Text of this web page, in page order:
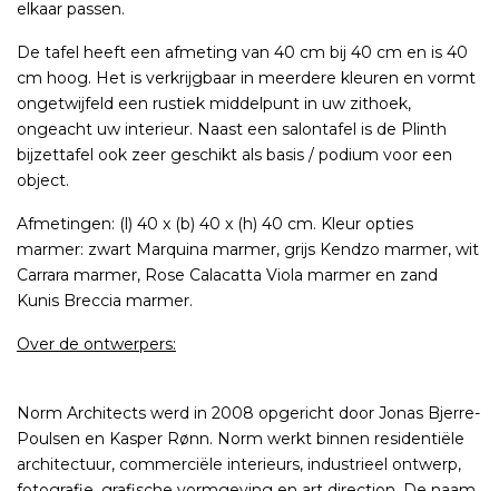
elkaar passen.
De tafel heeft een afmeting van 40 cm bij 40 cm en is 40
cm hoog. Het is verkrijgbaar in meerdere kleuren en vormt
ongetwijfeld een rustiek middelpunt in uw zithoek,
ongeacht uw interieur. Naast een salontafel is de Plinth
bijzettafel ook zeer geschikt als basis / podium voor een
object.
Afmetingen: (l) 40 x (b) 40 x (h) 40 cm. Kleur opties
marmer: zwart Marquina marmer, grijs Kendzo marmer, wit
Carrara marmer, Rose Calacatta Viola marmer en zand
Kunis Breccia marmer.
Over de ontwerpers:
Norm Architects werd in 2008 opgericht door Jonas Bjerre-
Poulsen en Kasper Rønn. Norm werkt binnen residentiële
architectuur, commerciële interieurs, industrieel ontwerp,